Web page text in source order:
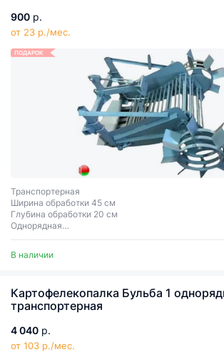
900 р.
от 23 р./мес.
ПОДАРОК
Транспортерная
Ширина обработки 45 см
Глубина обработки 20 см
Однорядная
В наличии
Картофелекопалка Бульба 1
транспортерная
4 040 р.
от 103 р./мес.